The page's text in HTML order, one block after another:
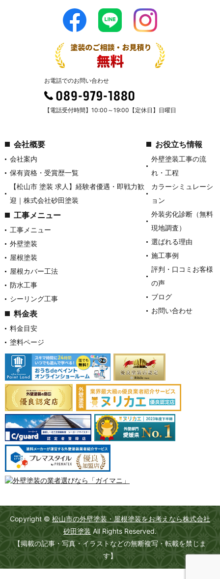
お電話でのお問い合わせ
【電話受付時間】10:00～19:00【定休日】日曜日
会社概要
会社案内
保有資格・受賞歴一覧
【松山市 塗装 求人】経験者優遇・即戦力歓
迎｜株式会社砂田塗装
工事メニュー
工事メニュー
外壁塗装
屋根塗装
屋根カバー工法
防水工事
シーリング工事
料金表
料金目安
塗料ページ
お役立ち情報
外壁塗装工事の流
れ・工程
カラーシミュレーシ
ョン
外装劣化診断（無料
現地調査）
選ばれる理由
施工事例
評判・口コミお客様
の声
ブログ
お問い合わせ
Copyright © 松山市の外壁塗装・屋根塗装をお考えなら株式会社
砂田塗装 All Rights Reserved.
【掲載の記事・写真・イラストなどの無断複写・転載を禁じま
す】